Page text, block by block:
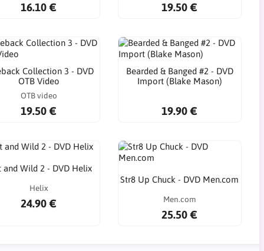
16.10 € 19.50 €
Collection 3 - DVD
OTB Video
OTB video
19.50 €
Bearded & Banged #2 - DVD
Import (Blake Mason)
19.90 €
and Wild 2 - DVD Helix
Helix
24.90 €
Str8 Up Chuck - DVD Men.com
Men.com
25.50 €